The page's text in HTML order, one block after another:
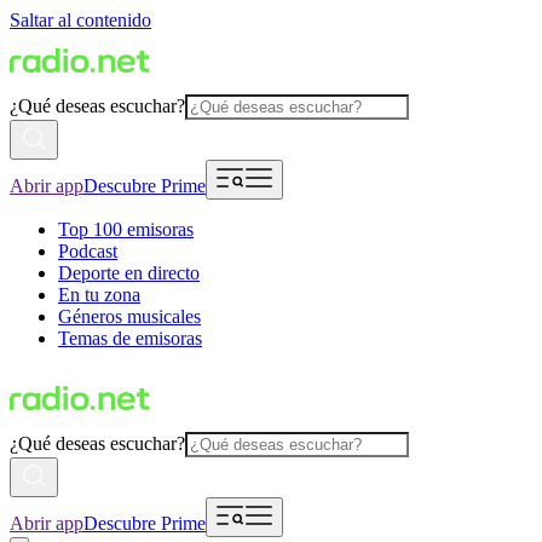
Saltar al contenido
¿Qué deseas escuchar?
Abrir appDescubre Prime
Top 100 emisoras
Podcast
Deporte en directo
En tu zona
Géneros musicales
Temas de emisoras
¿Qué deseas escuchar?
Abrir appDescubre Prime